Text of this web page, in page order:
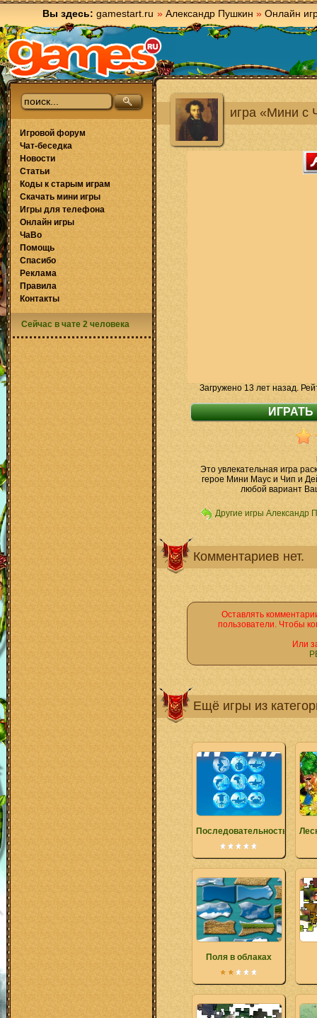
Вы здесь: gamestart.ru » Александр Пушкин » Онлайн
игра «Мини с
Загружено 13 лет назад.
Это увлекательная игра
герое Мини Маус и Чип и
любой вариант
Другие игры Александр
Комментариев нет.
Оставлять
пользователи. Чтобы
Или
Ещё игры из
Последовательность в
Поля в облаках
Игровой форум
Чат-беседка
Новости
Статьи
Коды к старым играм
Скачать мини игры
Игры для телефона
Онлайн игры
ЧаВо
Помощь
Спасибо
Реклама
Правила
Контакты
Сейчас в чате 2 человека